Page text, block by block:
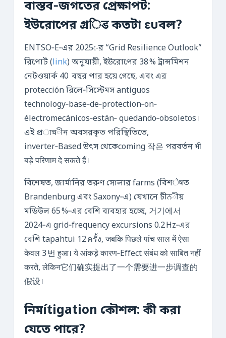
বাস্তব‑জগতের প্রেক্ষাপট:
ইউরোপের গ্রिड কতটা ευবল?
ENTSO‑E‑এর 2025‑ের “Grid Resilience Outlook”
রিপোর্ট (link) অনুযায়ী, ইউরোপের 38 % ট্রান্সমিশন
নেটওয়ার্ক 40 বছর পার হয়ে গেছে, এবং এর
protección রিলে‑সিস্টেমস antiguos
technology‑base‑de‑protection‑on‑
électromecánicos‑están‑ quedando‑obsoletos।
এই প্রाचীন অবসরকৃত পরিস্থিতিতে,
inverter‑Based উৎস থেকেcoming 작은 পরবর্তন भी
बड़े परिणाम दे सकते हैं।
বিশেষত, জার্মানির তরুণ সোলার farms (বিশेषত
Brandenburg এবং Saxony‑এ) যেখানে চীਨীয়
মডিউল 65 %‑এর বেশি ব্যবহার হচ্ছে, 거기에서
2024‑এ grid‑frequency excursions 0.2 Hz‑এর
বেশি tapahtui 12 ครั้ง, जबकि पिछले पांच साल में ऐसा
केवल 3 번 हुआ। ये आंकड़े कारण‑Effect संबंध को साबित नहीं
करते, लेकिन它们确实提出了一个需要进一步调查的
假设।
নিমítigation কৌশল: কী করা
যেতে পারে?